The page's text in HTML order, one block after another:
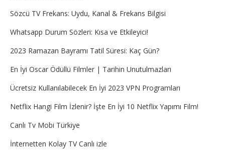
Sözcü TV Frekans: Uydu, Kanal & Frekans Bilgisi
Whatsapp Durum Sözleri: Kısa ve Etkileyici!
2023 Ramazan Bayramı Tatil Süresi: Kaç Gün?
En İyi Oscar Ödüllü Filmler | Tarihin Unutulmazları
Ücretsiz Kullanılabilecek En İyi 2023 VPN Programları
Netflix Hangi Film İzlenir? İşte En İyi 10 Netflix Yapımı Film!
Canlı Tv Mobi Türkiye
İnternetten Kolay TV Canlı izle